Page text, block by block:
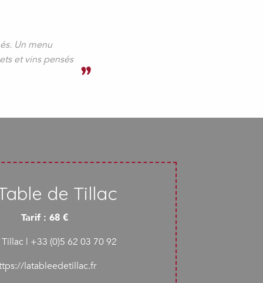
Un menu
et vins pensés
de Tillac
Tarif : 68 €
| +33 (0)5 62 03 70 92
latableedetillac.fr